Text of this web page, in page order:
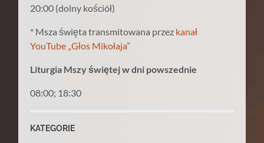
20:00 (dolny kościół)
* Msza święta transmitowana przez kanał
YouTube „Głos Mikołaja”
Liturgia Mszy świętej w dni powszednie
08:00; 18:30
KATEGORIE